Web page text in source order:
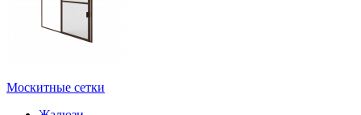
Москитные сетки